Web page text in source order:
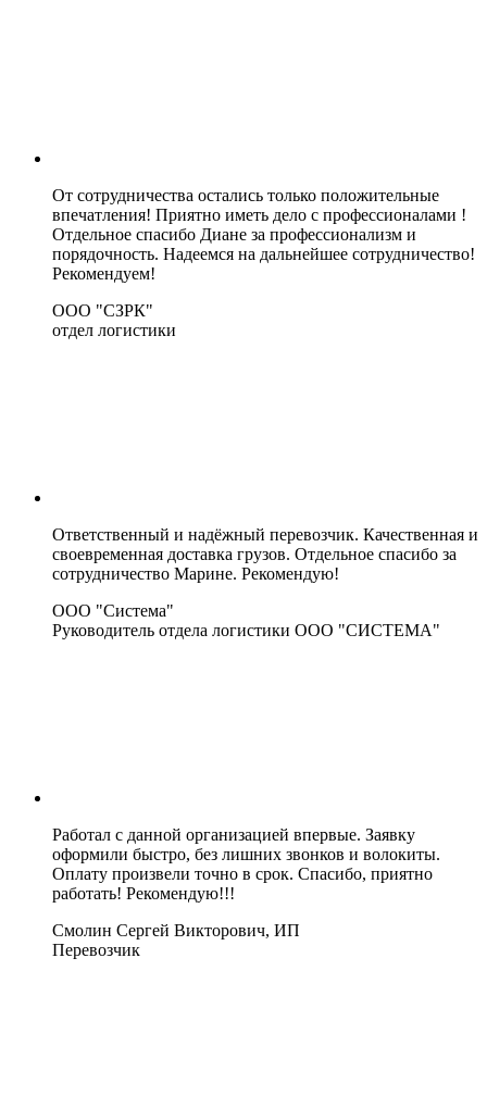
От сотрудничества остались только положительные
впечатления! Приятно иметь дело с профессионалами !
Отдельное спасибо Диане за профессионализм и
порядочность. Надеемся на дальнейшее сотрудничество!
Рекомендуем!
ООО "СЗРК"
отдел логистики
Ответственный и надёжный перевозчик. Качественная и
своевременная доставка грузов. Отдельное спасибо за
сотрудничество Марине. Рекомендую!
ООО "Система"
Руководитель отдела логистики ООО "СИСТЕМА"
Работал с данной организацией впервые. Заявку
оформили быстро, без лишних звонков и волокиты.
Оплату произвели точно в срок. Спасибо, приятно
работать! Рекомендую!!!
Смолин Сергей Викторович, ИП
Перевозчик